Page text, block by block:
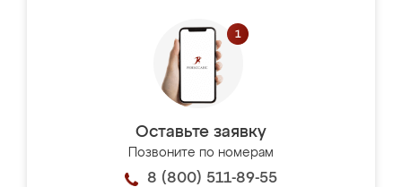
Оставьте заявку
Позвоните по номерам
8 (800) 511-89-55